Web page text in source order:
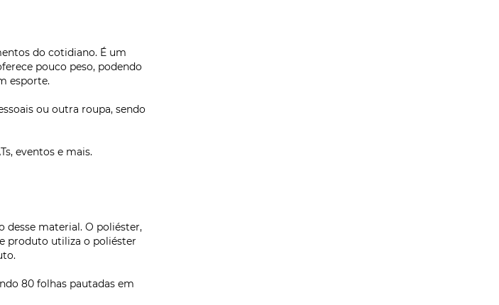
do cotidiano. É um
pouco peso, podendo
esporte.
ou outra roupa, sendo
eventos e mais.
desse material. O poliéster,
produto utiliza o poliéster
80 folhas pautadas em